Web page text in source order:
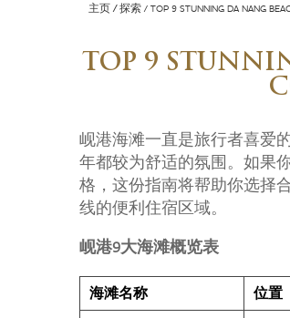
主页 探索 TOP 9 STUNNING DA NANG
TOP 9
岘港海滩一直是旅行者喜爱
年都较为舒适的氛围。如果
格，这份指南将帮助你选择
线的便利住宿区域。
岘港9大海滩概览表
海滩名称 位置